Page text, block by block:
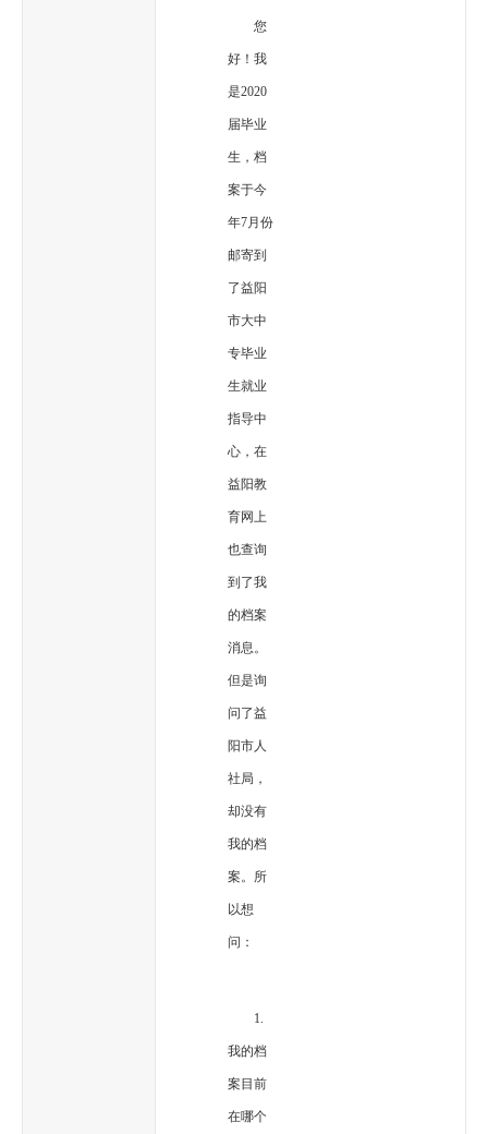
您
好！我
是2020
届毕业
生，档
案于今
年7月份
邮寄到
了益阳
市大中
专毕业
生就业
指导中
心，在
益阳教
育网上
也查询
到了我
的档案
消息。
但是询
问了益
阳市人
社局，
却没有
我的档
案。所
以想
问：
1.
我的档
案目前
在哪个